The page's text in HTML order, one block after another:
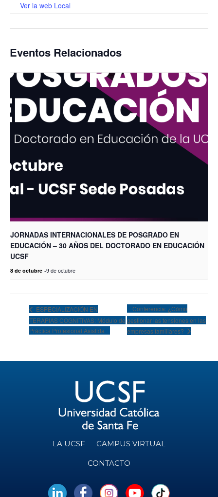
Ver la web Local
Eventos Relacionados
JORNADAS INTERNACIONALES DE POSGRADO EN
EDUCACIÓN – 30 AÑOS DEL DOCTORADO EN EDUCACIÓN
UCSF
8 de octubre -9 de octubre
ESPECIALIZACIÓN EN
TERAPIAS COGNITIVAS: Módulo de
Práctica Profesional Asistida
Conferencia: ¿Cómo
gestionar las tensiones en las
empresas familiares?
LA UCSF CAMPUS VIRTUAL
CONTACTO